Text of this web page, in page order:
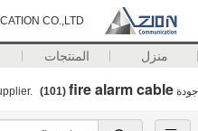
CO.,LTD
منزل المنتجات
جودة fire alarm cable
(101)